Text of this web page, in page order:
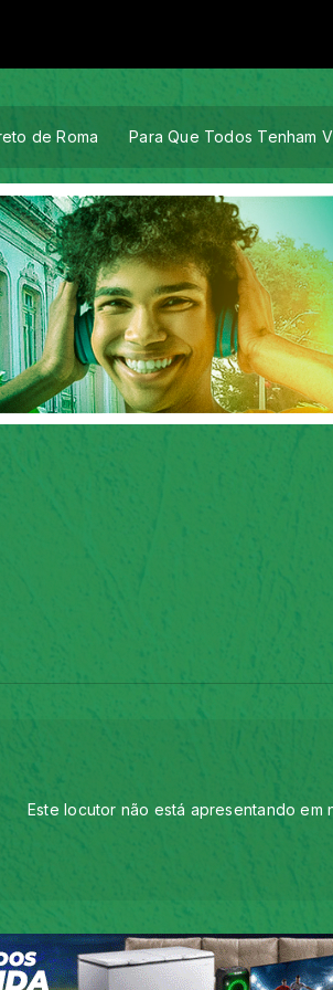
de Roma Para Que Todos Tenham
Este locutor não está apresentando em